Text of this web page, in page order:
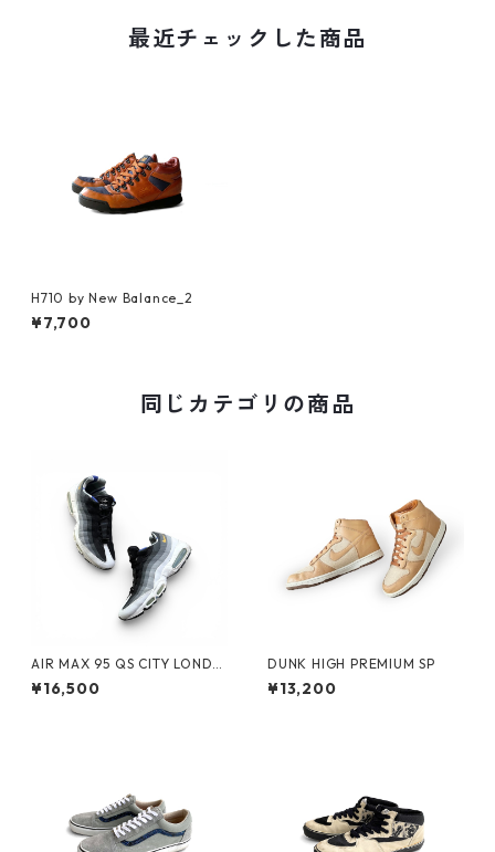
最近チェックした商品
H710 by New Balance_2
¥7,700
同じカテゴリの商品
AIR MAX 95 QS CITY LONDO
N by NIKE
¥16,500
DUNK HIGH PREMIUM SP
¥13,200